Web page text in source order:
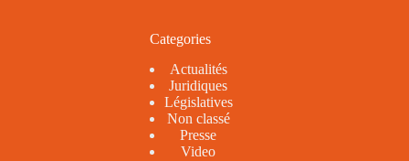
Categories
Actualités
Juridiques
Législatives
Non classé
Presse
Video